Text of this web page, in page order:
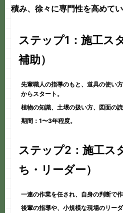
積み、徐々に専門性を高めて
ステップ1：施工ス
補助）
先輩職人の指導のもと、道具の使い
からスタート。
植物の知識、土壌の扱い方、図面の
期間：1〜3年程度。
ステップ2：施工ス
ち・リーダー）
一連の作業を任され、自身の判断で
後輩の指導や、小規模な現場のリーダ